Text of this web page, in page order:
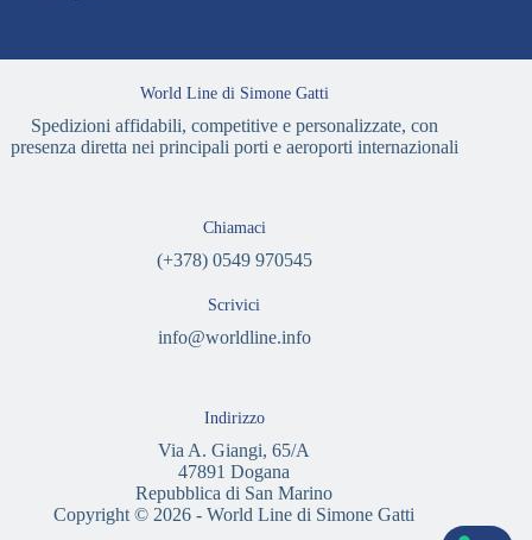
World Line di Simone Gatti
Spedizioni affidabili, competitive e personalizzate, con
presenza diretta nei principali porti e aeroporti internazionali
Chiamaci
(+378) 0549 970545
Scrivici
info@worldline.info
Indirizzo
Via A. Giangi, 65/A
47891 Dogana
Repubblica di San Marino
Copyright © 2026 - World Line di Simone Gatti